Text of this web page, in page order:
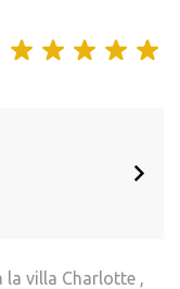
la villa Charlotte ,